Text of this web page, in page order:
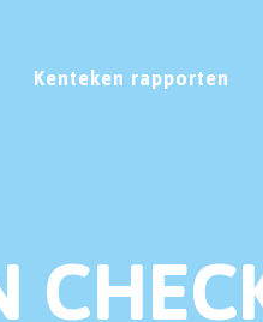
Kenteken rapporten